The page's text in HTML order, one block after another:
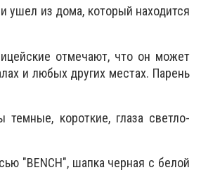
ушел из дома, который находится
отмечают, что он может
и любых других местах. Парень
короткие, глаза светло-
"BENCH", шапка черная с белой